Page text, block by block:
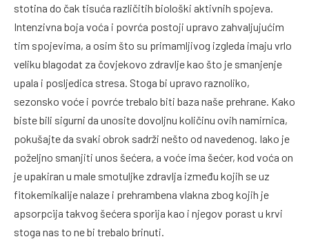
stotina do čak tisuća različitih biološki aktivnih spojeva.
Intenzivna boja voća i povrća postoji upravo zahvaljujućim
tim spojevima, a osim što su primamljivog izgleda imaju vrlo
veliku blagodat za čovjekovo zdravlje kao što je smanjenje
upala i posljedica stresa. Stoga bi upravo raznoliko,
sezonsko voće i povrće trebalo biti baza naše prehrane. Kako
biste bili sigurni da unosite dovoljnu količinu ovih namirnica,
pokušajte da svaki obrok sadrži nešto od navedenog. Iako je
poželjno smanjiti unos šećera, a voće ima šećer, kod voća on
je upakiran u male smotuljke zdravlja između kojih se uz
fitokemikalije nalaze i prehrambena vlakna zbog kojih je
apsorpcija takvog šećera sporija kao i njegov porast u krvi
stoga nas to ne bi trebalo brinuti.